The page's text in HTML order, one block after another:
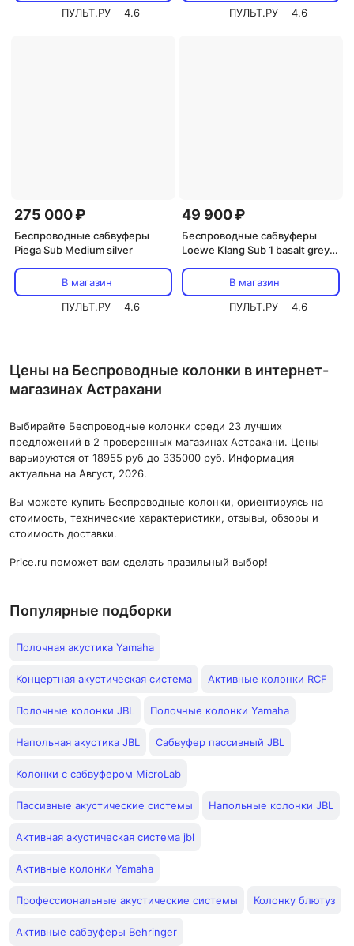
ПУЛЬТ.РУ 4.6 ПУЛЬТ.РУ 4.6
275 000 ₽
Беспроводные сабвуферы
Piega Sub Medium silver
В магазин
ПУЛЬТ.РУ
4.6
49 900 ₽
Беспроводные сабвуферы
Loewe Klang Sub 1 basalt grey
В магазин
ПУЛЬТ.РУ
4.6
Цены на Беспроводные колонки в интернет-
магазинах Астрахани
Выбирайте Беспроводные колонки среди 23 лучших
предложений в 2 проверенных магазинах Астрахани. Цены
варьируются от 18955 руб до 335000 руб. Информация
актуальна на Август, 2026.
Вы можете купить Беспроводные колонки, ориентируясь на
стоимость, технические характеристики, отзывы, обзоры и
стоимость доставки.
Price.ru поможет вам сделать правильный выбор!
Популярные подборки
Полочная акустика Yamaha
Концертная акустическая система Активные колонки RCF
Полочные колонки JBL Полочные колонки Yamaha
Напольная акустика JBL Сабвуфер пассивный JBL
Колонки с сабвуфером MicroLab
Пассивные акустические системы Напольные колонки JBL
Активная акустическая система jbl
Активные колонки Yamaha
Профессиональные акустические системы Колонку блютуз
Активные сабвуферы Behringer